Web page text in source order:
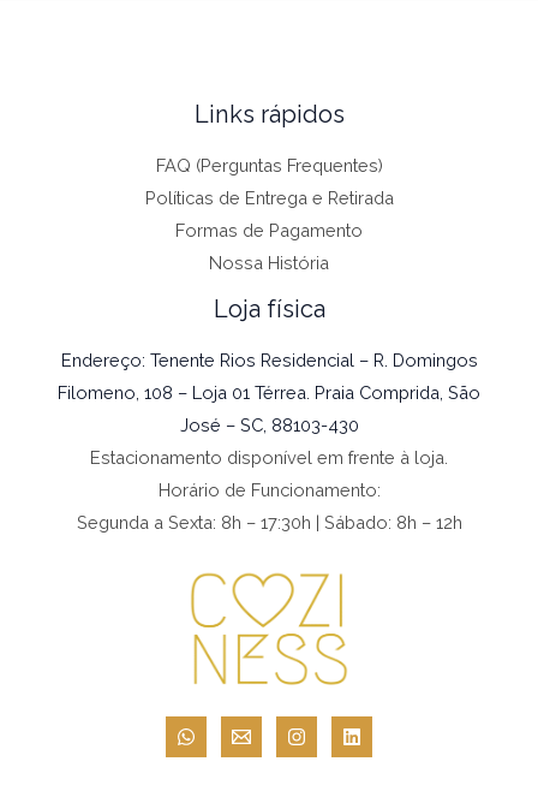
Links rápidos
FAQ (Perguntas Frequentes)
Políticas de Entrega e Retirada
Formas de Pagamento
Nossa História
Loja física
Endereço: Tenente Rios Residencial – R. Domingos
Filomeno, 108 – Loja 01 Térrea. Praia Comprida, São
José – SC, 88103-430
Estacionamento disponível em frente à loja.
Horário de Funcionamento:
Segunda a Sexta: 8h – 17:30h | Sábado: 8h – 12h